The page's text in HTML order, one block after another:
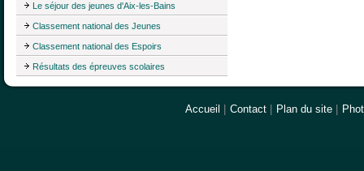
Le séjour des jeunes d'Aix-les-Bains
Classement national des Jeunes
Classement national des Espoirs
Résultats des épreuves scolaires
Accueil Contact Plan du site